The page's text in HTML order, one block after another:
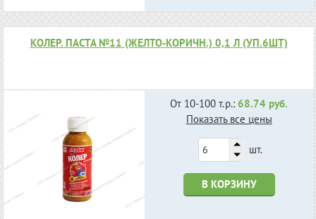
КОЛЕР. ПАСТА №11 (ЖЕЛТО-КОРИЧН.) 0,1 Л (УП.6ШТ)
От 10-100 т.р.:68.74 руб.
Показать все цены
шт.
В КОРЗИНУ